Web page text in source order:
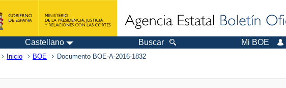
Castellano Buscar Mi BOE
Inicio BOE Documento BOE-A-2016-1832